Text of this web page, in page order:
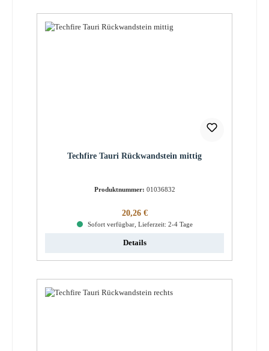
Techfire Tauri Rückwandstein mittig
Produktnummer: 01036832
Regulärer Preis:
20,26 €
Sofort verfügbar, Lieferzeit: 2-4 Tage
Details